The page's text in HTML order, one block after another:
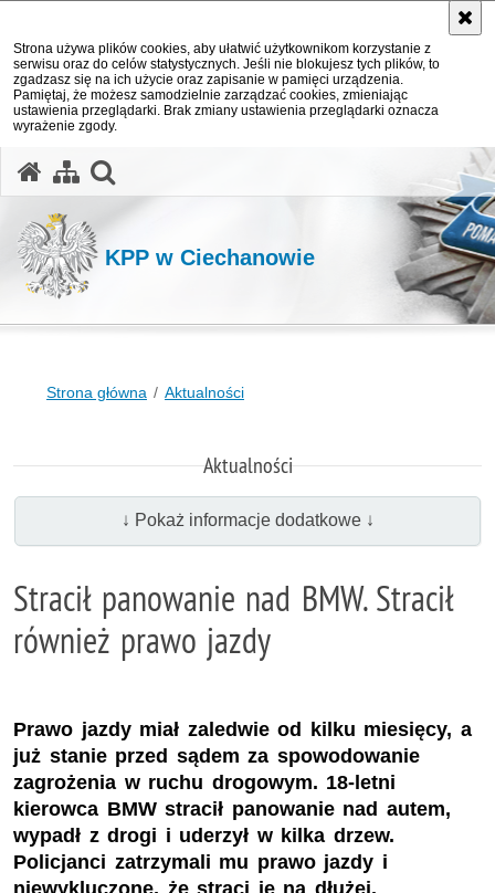
Strona używa plików cookies, aby ułatwić użytkownikom korzystanie z
serwisu oraz do celów statystycznych. Jeśli nie blokujesz tych plików, to
zgadzasz się na ich użycie oraz zapisanie w pamięci urządzenia.
Pamiętaj, że możesz samodzielnie zarządzać cookies, zmieniając
ustawienia przeglądarki. Brak zmiany ustawienia przeglądarki oznacza
wyrażenie zgody.
KPP w Ciechanowie
Strona główna Aktualności
Aktualności
↓ Pokaż informacje dodatkowe ↓
Stracił panowanie nad BMW. Stracił
również prawo jazdy
Prawo jazdy miał zaledwie od kilku miesięcy, a
już stanie przed sądem za spowodowanie
zagrożenia w ruchu drogowym. 18-letni
kierowca BMW stracił panowanie nad autem,
wypadł z drogi i uderzył w kilka drzew.
Policjanci zatrzymali mu prawo jazdy i
niewykluczone, że straci je na dłużej.